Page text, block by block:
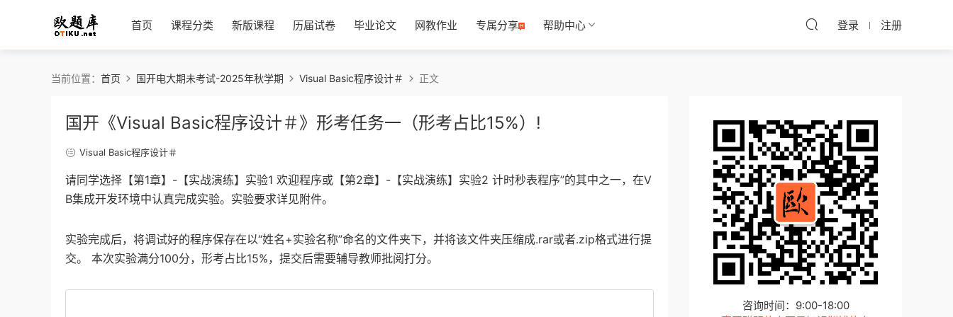
首页 课程分类 新版课程 历届试卷 毕业论文 网教作业 专属分享 帮助中心 登录 注册
当前位置： 首页 国开电大期未考试-2025年秋学期 Visual Basic程序设计＃ 正文
国开《Visual Basic程序设计＃》形考任务一（形考占比15%）!
Visual Basic程序设计＃
请同学选择【第1章】-【实战演练】实验1 欢迎程序或【第2章】-【实战演练】实验2 计时秒表程序”的其中之一，在V
B集成开发环境中认真完成实验。实验要求详见附件。
实验完成后，将调试好的程序保存在以“姓名+实验名称”命名的文件夹下，并将该文件夹压缩成.rar或者.zip格式进行提
交。 本次实验满分100分，形考占比15%，提交后需要辅导教师批阅打分。
咨询时间：9:00-18:00